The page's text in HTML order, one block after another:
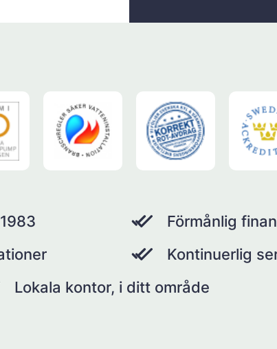
Förmånlig
Kontinuerlig
Lokala kontor, i ditt område